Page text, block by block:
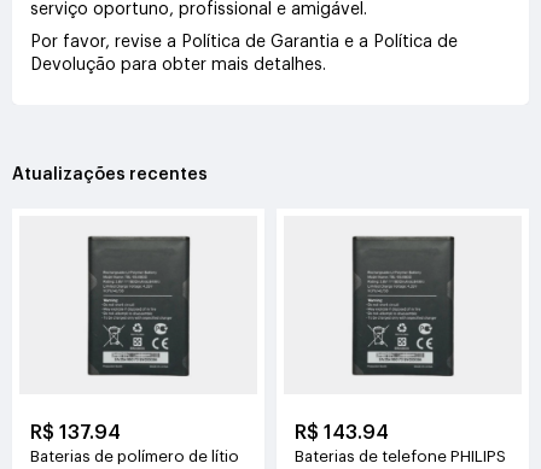
serviço oportuno, profissional e amigável.
Por favor, revise a Política de Garantia e a Política de
Devolução para obter mais detalhes.
Atualizações recentes
R$ 137.94
Baterias de polímero de lítio
R$ 143.94
Baterias de telefone PHILIPS